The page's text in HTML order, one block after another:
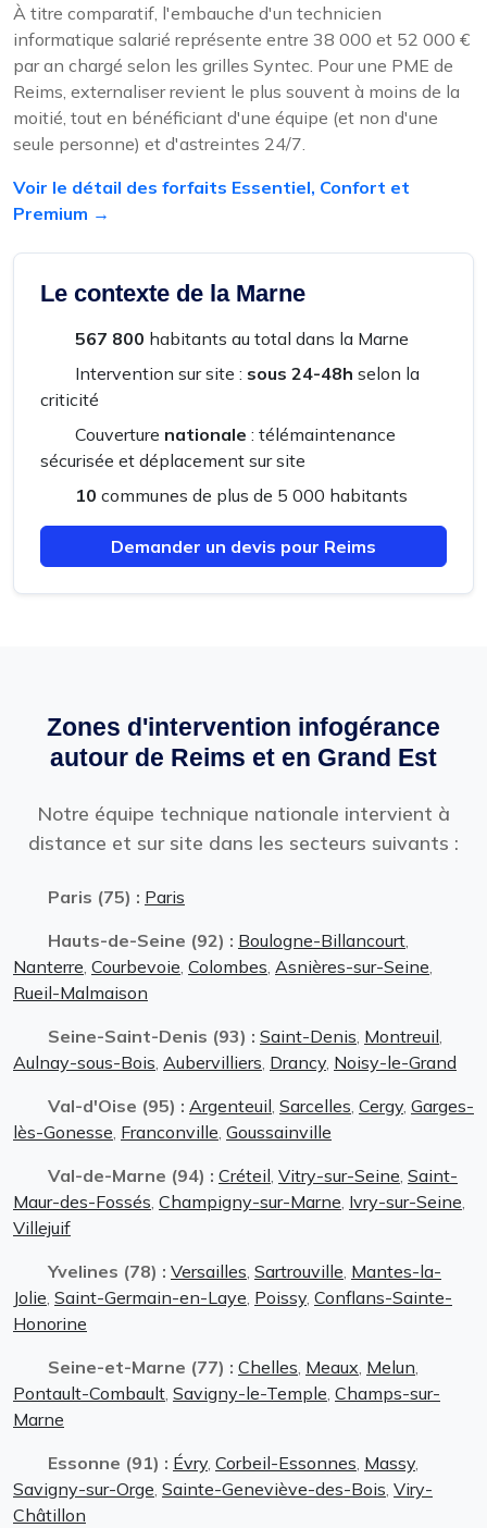
À titre comparatif, l'embauche d'un technicien
informatique salarié représente entre 38 000 et 52 000 €
par an chargé selon les grilles Syntec. Pour une PME de
Reims, externaliser revient le plus souvent à moins de la
moitié, tout en bénéficiant d'une équipe (et non d'une
seule personne) et d'astreintes 24/7.
Voir le détail des forfaits Essentiel, Confort et
Premium →
Le contexte de la Marne
567 800 habitants au total dans la Marne
Intervention sur site : sous 24-48h selon la
criticité
Couverture nationale : télémaintenance
sécurisée et déplacement sur site
10 communes de plus de 5 000 habitants
Demander un devis pour Reims
Zones d'intervention infogérance
autour de Reims et en Grand Est
Notre équipe technique nationale intervient à
distance et sur site dans les secteurs suivants :
Paris (75) : Paris
Hauts-de-Seine (92) : Boulogne-Billancourt
Nanterre Courbevoie Colombes Asnières-sur-Seine
Rueil-Malmaison
Seine-Saint-Denis (93) : Saint-Denis Montreuil
Aulnay-sous-Bois Aubervilliers Drancy Noisy-le-Grand
Val-d'Oise (95) : Argenteuil Sarcelles Cergy Garges-
lès-Gonesse Franconville Goussainville
Val-de-Marne (94) : Créteil Vitry-sur-Seine Saint-
Maur-des-Fossés Champigny-sur-Marne Ivry-sur-Seine
Villejuif
Yvelines (78) : Versailles Sartrouville Mantes-la-
Jolie Saint-Germain-en-Laye Poissy Conflans-Sainte-
Honorine
Seine-et-Marne (77) : Chelles Meaux Melun
Pontault-Combault Savigny-le-Temple Champs-sur-
Marne
Essonne (91) : Évry Corbeil-Essonnes Massy
Savigny-sur-Orge Sainte-Geneviève-des-Bois Viry-
Châtillon